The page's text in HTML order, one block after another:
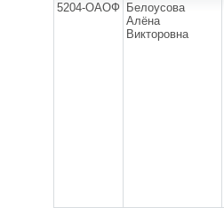
5204-ОАОФ
Белоусова
Алёна
Викторовна